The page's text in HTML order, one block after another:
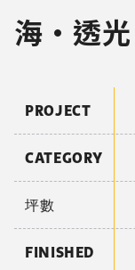
海·透光
PROJECT
CATEGORY
坪數
FINISHED